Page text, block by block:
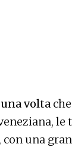
volta
una